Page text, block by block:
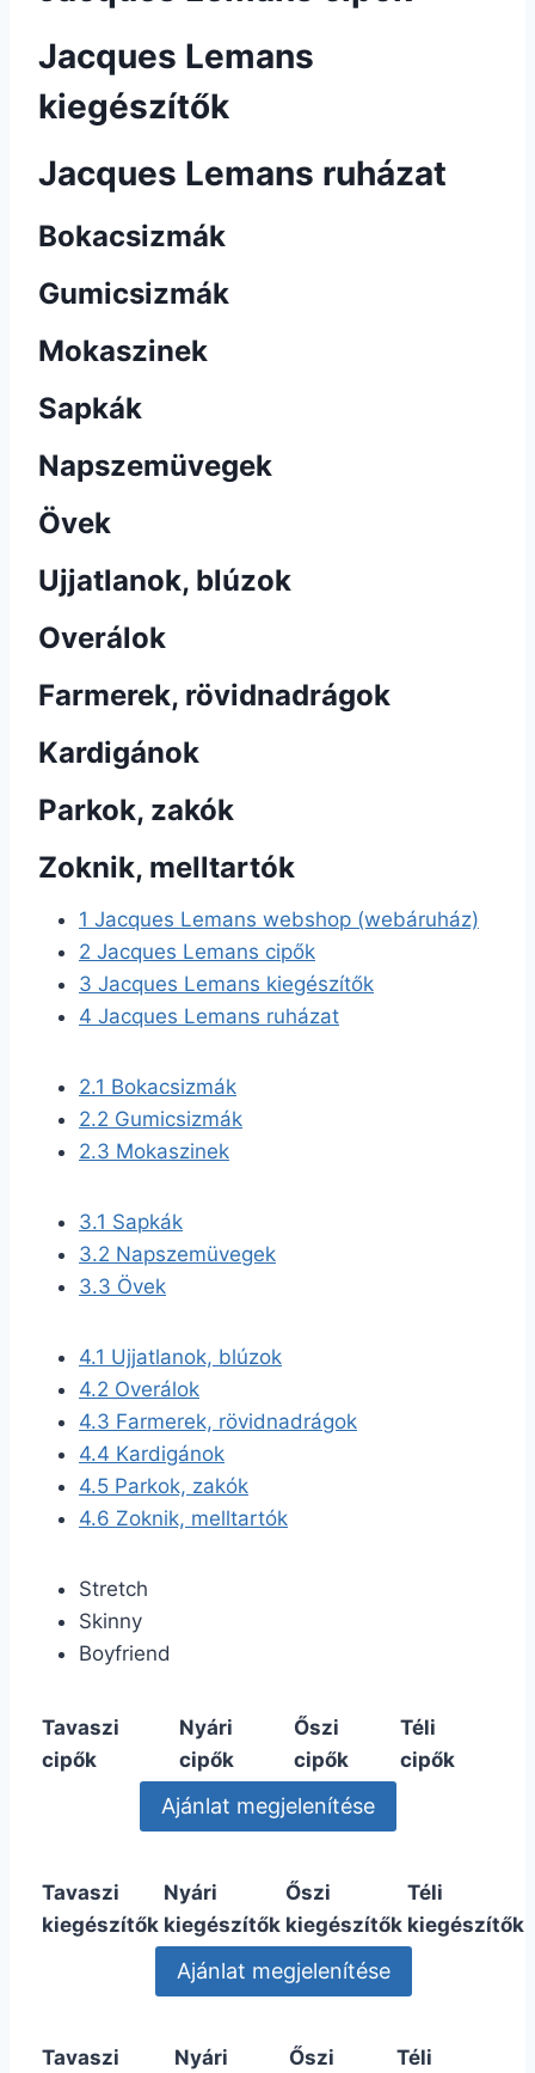
Jacques Lemans
kiegészítők
Jacques Lemans ruházat
Bokacsizmák
Gumicsizmák
Mokaszinek
Sapkák
Napszemüvegek
Övek
Ujjatlanok, blúzok
Overálok
Farmerek, rövidnadrágok
Kardigánok
Parkok, zakók
Zoknik, melltartók
1 Jacques Lemans webshop (webáruház)
2 Jacques Lemans cipők
3 Jacques Lemans kiegészítők
4 Jacques Lemans ruházat
2.1 Bokacsizmák
2.2 Gumicsizmák
2.3 Mokaszinek
3.1 Sapkák
3.2 Napszemüvegek
3.3 Övek
4.1 Ujjatlanok, blúzok
4.2 Overálok
4.3 Farmerek, rövidnadrágok
4.4 Kardigánok
4.5 Parkok, zakók
4.6 Zoknik, melltartók
Stretch
Skinny
Boyfriend
Tavaszi
cipők
Nyári
cipők
Őszi
cipők
Téli
cipők
Tavaszi
kiegészítők
Nyári
kiegészítők
Őszi
kiegészítők
Téli
kiegészítők
Tavaszi Nyári Őszi Téli